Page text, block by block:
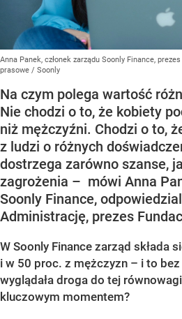
Anna Panek, członek zarządu Soonly Finance,
prasowe / Soonly
Na czym polega wartość
Nie chodzi o to, że kobiety
niż mężczyźni. Chodzi o to,
z ludzi o różnych
dostrzega zarówno szanse,
zagrożenia – mówi Anna
Soonly Finance,
Administrację, prezes
W Soonly Finance zarząd składa
i w 50 proc. z mężczyzn – i to
wyglądała droga do tej
kluczowym momentem?